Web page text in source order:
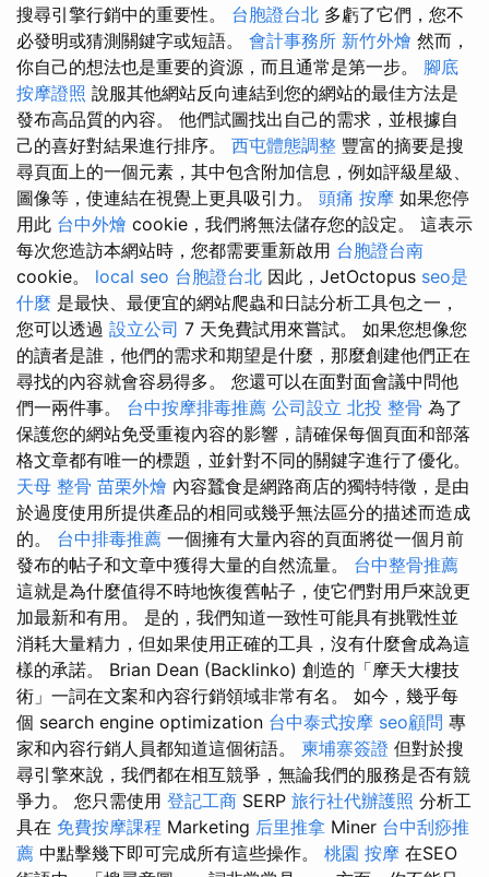
搜尋引擎行銷中的重要性。 台胞證台北 多虧了它們，您不
必發明或猜測關鍵字或短語。 會計事務所 新竹外燴 然而，
你自己的想法也是重要的資源，而且通常是第一步。 腳底
按摩證照 說服其他網站反向連結到您的網站的最佳方法是
發布高品質的內容。 他們試圖找出自己的需求，並根據自
己的喜好對結果進行排序。 西屯體態調整 豐富的摘要是搜
尋頁面上的一個元素，其中包含附加信息，例如評級星級、
圖像等，使連結在視覺上更具吸引力。 頭痛 按摩 如果您停
用此 台中外燴 cookie，我們將無法儲存您的設定。 這表示
每次您造訪本網站時，您都需要重新啟用 台胞證台南
cookie。 local seo 台胞證台北 因此，JetOctopus seo是
什麼 是最快、最便宜的網站爬蟲和日誌分析工具包之一，
您可以透過 設立公司 7 天免費試用來嘗試。 如果您想像您
的讀者是誰，他們的需求和期望是什麼，那麼創建他們正在
尋找的內容就會容易得多。 您還可以在面對面會議中問他
們一兩件事。 台中按摩排毒推薦 公司設立 北投 整骨 為了
保護您的網站免受重複內容的影響，請確保每個頁面和部落
格文章都有唯一的標題，並針對不同的關鍵字進行了優化。
天母 整骨 苗栗外燴 內容蠶食是網路商店的獨特特徵，是由
於過度使用所提供產品的相同或幾乎無法區分的描述而造成
的。 台中排毒推薦 一個擁有大量內容的頁面將從一個月前
發布的帖子和文章中獲得大量的自然流量。 台中整骨推薦
這就是為什麼值得不時地恢復舊帖子，使它們對用戶來說更
加最新和有用。 是的，我們知道一致性可能具有挑戰性並
消耗大量精力，但如果使用正確的工具，沒有什麼會成為這
樣的承諾。 Brian Dean (Backlinko) 創造的「摩天大樓技
術」一詞在文案和內容行銷領域非常有名。 如今，幾乎每
個 search engine optimization 台中泰式按摩 seo顧問 專
家和內容行銷人員都知道這個術語。 柬埔寨簽證 但對於搜
尋引擎來說，我們都在相互競爭，無論我們的服務是否有競
爭力。 您只需使用 登記工商 SERP 旅行社代辦護照 分析工
具在 免費按摩課程 Marketing 后里推拿 Miner 台中刮痧推
薦 中點擊幾下即可完成所有這些操作。 桃園 按摩 在SEO